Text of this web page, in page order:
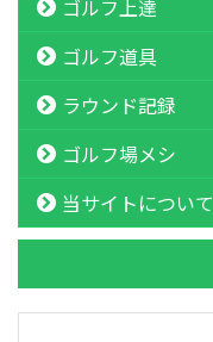
ゴルフ上達
ゴルフ道具
ラウンド記録
ゴルフ場メシ
当サイトについて